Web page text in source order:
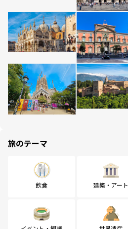
旅のテーマ
飲食 建築・アート